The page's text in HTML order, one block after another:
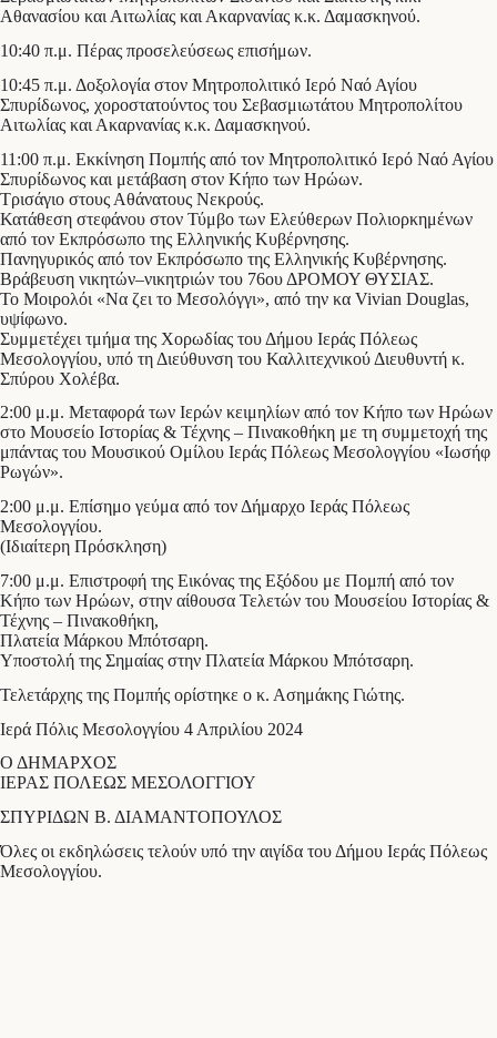
Αθανασίου και Αιτωλίας και Ακαρνανίας κ.κ. Δαμασκηνού.
10:40 π.μ. Πέρας προσελεύσεως επισήμων.
10:45 π.μ. Δοξολογία στον Μητροπολιτικό Ιερό Ναό Αγίου
Σπυρίδωνος, χοροστατούντος του Σεβασμιωτάτου Μητροπολίτου
Αιτωλίας και Ακαρνανίας κ.κ. Δαμασκηνού.
11:00 π.μ. Εκκίνηση Πομπής από τον Μητροπολιτικό Ιερό Ναό Αγίου
Σπυρίδωνος και μετάβαση στον Κήπο των Ηρώων.
Τρισάγιο στους Αθάνατους Νεκρούς.
Κατάθεση στεφάνου στον Τύμβο των Ελεύθερων Πολιορκημένων
από τον Εκπρόσωπο της Ελληνικής Κυβέρνησης.
Πανηγυρικός από τον Εκπρόσωπο της Ελληνικής Κυβέρνησης.
Βράβευση νικητών–νικητριών του 76ου ΔΡΟΜΟΥ ΘΥΣΙΑΣ.
Το Μοιρολόι «Να ζει το Μεσολόγγι», από την κα Vivian Douglas,
υψίφωνο.
Συμμετέχει τμήμα της Χορωδίας του Δήμου Ιεράς Πόλεως
Μεσολογγίου, υπό τη Διεύθυνση του Καλλιτεχνικού Διευθυντή κ.
Σπύρου Χολέβα.
2:00 μ.μ. Μεταφορά των Ιερών κειμηλίων από τον Κήπο των Ηρώων
στο Μουσείο Ιστορίας & Τέχνης – Πινακοθήκη με τη συμμετοχή της
μπάντας του Μουσικού Ομίλου Ιεράς Πόλεως Μεσολογγίου «Ιωσήφ
Ρωγών».
2:00 μ.μ. Επίσημο γεύμα από τον Δήμαρχο Ιεράς Πόλεως
Μεσολογγίου.
(Ιδιαίτερη Πρόσκληση)
7:00 μ.μ. Επιστροφή της Εικόνας της Εξόδου με Πομπή από τον
Κήπο των Ηρώων, στην αίθουσα Τελετών του Μουσείου Ιστορίας &
Τέχνης – Πινακοθήκη,
Πλατεία Μάρκου Μπότσαρη.
Υποστολή της Σημαίας στην Πλατεία Μάρκου Μπότσαρη.
Τελετάρχης της Πομπής ορίστηκε ο κ. Ασημάκης Γιώτης.
Ιερά Πόλις Μεσολογγίου 4 Απριλίου 2024
Ο ΔΗΜΑΡΧΟΣ
ΙΕΡΑΣ ΠΟΛΕΩΣ ΜΕΣΟΛΟΓΓΙΟΥ
ΣΠΥΡΙΔΩΝ Β. ΔΙΑΜΑΝΤΟΠΟΥΛΟΣ
Όλες οι εκδηλώσεις τελούν υπό την αιγίδα του Δήμου Ιεράς Πόλεως
Μεσολογγίου.